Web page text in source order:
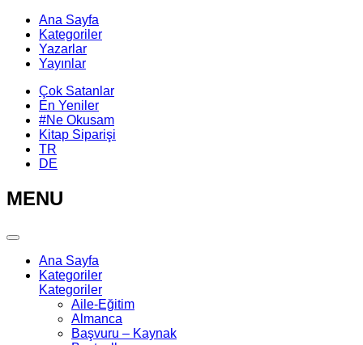
Ana Sayfa
Kategoriler
Yazarlar
Yayınlar
Çok Satanlar
En Yeniler
#Ne Okusam
Kitap Siparişi
TR
DE
MENU
Ana Sayfa
Kategoriler
Kategoriler
Aile-Eğitim
Almanca
Başvuru – Kaynak